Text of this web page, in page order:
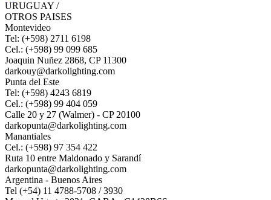
URUGUAY /
OTROS PAISES
Montevideo
Tel: (+598) 2711 6198
Cel.: (+598) 99 099 685
Joaquin Nuñez 2868, CP 11300
darkouy@darkolighting.com
Punta del Este
Tel: (+598) 4243 6819
Cel.: (+598) 99 404 059
Calle 20 y 27 (Walmer) - CP 20100
darkopunta@darkolighting.com
Manantiales
Cel.: (+598) 97 354 422
Ruta 10 entre Maldonado y Sarandí
darkopunta@darkolighting.com
Argentina - Buenos Aires
Tel (+54) 11 4788-5708 / 3930